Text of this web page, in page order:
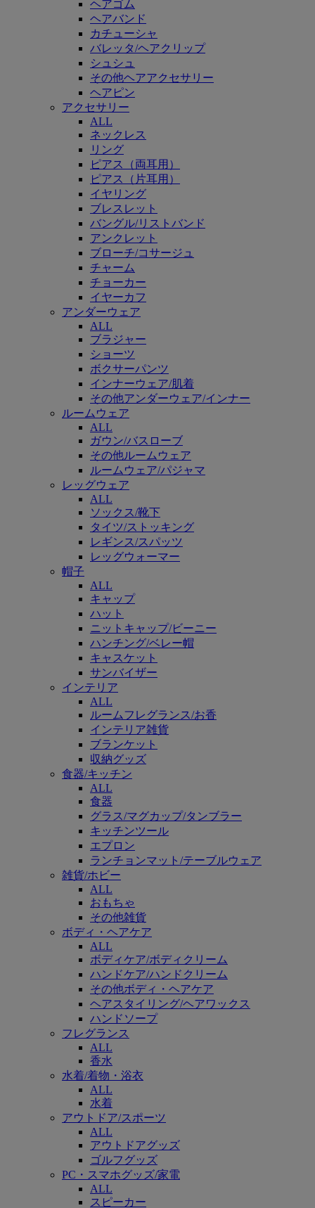
ヘアゴム
ヘアバンド
カチューシャ
バレッタ/ヘアクリップ
シュシュ
その他ヘアアクセサリー
ヘアピン
アクセサリー
ALL
ネックレス
リング
ピアス（両耳用）
ピアス（片耳用）
イヤリング
ブレスレット
バングル/リストバンド
アンクレット
ブローチ/コサージュ
チャーム
チョーカー
イヤーカフ
アンダーウェア
ALL
ブラジャー
ショーツ
ボクサーパンツ
インナーウェア/肌着
その他アンダーウェア/インナー
ルームウェア
ALL
ガウン/バスローブ
その他ルームウェア
ルームウェア/パジャマ
レッグウェア
ALL
ソックス/靴下
タイツ/ストッキング
レギンス/スパッツ
レッグウォーマー
帽子
ALL
キャップ
ハット
ニットキャップ/ビーニー
ハンチング/ベレー帽
キャスケット
サンバイザー
インテリア
ALL
ルームフレグランス/お香
インテリア雑貨
ブランケット
収納グッズ
食器/キッチン
ALL
食器
グラス/マグカップ/タンブラー
キッチンツール
エプロン
ランチョンマット/テーブルウェア
雑貨/ホビー
ALL
おもちゃ
その他雑貨
ボディ・ヘアケア
ALL
ボディケア/ボディクリーム
ハンドケア/ハンドクリーム
その他ボディ・ヘアケア
ヘアスタイリング/ヘアワックス
ハンドソープ
フレグランス
ALL
香水
水着/着物・浴衣
ALL
水着
アウトドア/スポーツ
ALL
アウトドアグッズ
ゴルフグッズ
PC・スマホグッズ/家電
ALL
スピーカー